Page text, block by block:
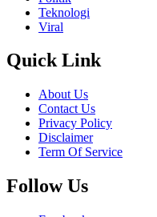
Teknologi
Viral
Quick Link
About Us
Contact Us
Privacy Policy
Disclaimer
Term Of Service
Follow Us